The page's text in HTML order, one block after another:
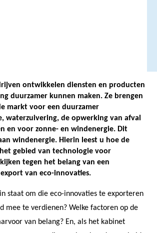
ontwikkelen diensten en producten
duurzamer kunnen maken. Ze brengen
markt voor een duurzamer
waterzuivering, de opwerking van afval
en voor zonne- en windenergie. Dit
windenergie. Hierin leest u hoe de
gebied van technologie voor
tegen het belang van een
van eco-innovaties.
staat om die eco-innovaties te exporteren
mee te verdienen? Welke factoren op de
van belang? En, als het kabinet